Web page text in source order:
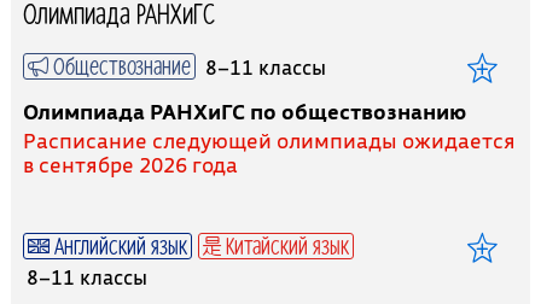
Олимпиада РАНХиГС
Обществознание 8–11 классы
Олимпиада РАНХиГС по обществознанию
Расписание следующей олимпиады ожидается
в сентябре 2026 года
Английский язык Китайский язык
8–11 классы